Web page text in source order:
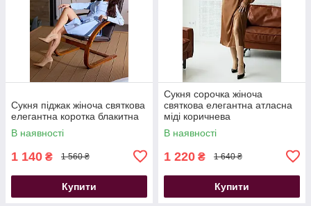
Сукня піджак жіноча святкова
елегантна коротка блакитна
В наявності
1 140 ₴ 1 560 ₴
Купити
Сукня сорочка жіноча
святкова елегантна атласна
міді коричнева
В наявності
1 220 ₴ 1 640 ₴
Купити